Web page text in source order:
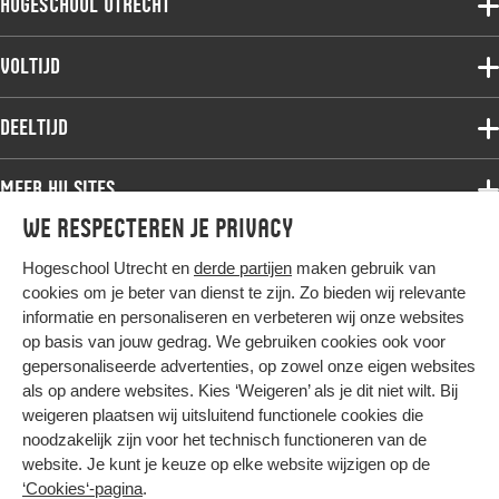
We respecteren je privacy
Hogeschool Utrecht en derde partijen maken gebruik van
cookies om je beter van dienst te zijn. Zo bieden wij relevante
informatie en personaliseren en verbeteren wij onze websites
op basis van jouw gedrag. We gebruiken cookies ook voor
gepersonaliseerde advertenties, op zowel onze eigen websites
als op andere websites. Kies ‘Weigeren’ als je dit niet wilt. Bij
weigeren plaatsen wij uitsluitend functionele cookies die
noodzakelijk zijn voor het technisch functioneren van de
website. Je kunt je keuze op elke website wijzigen op de
‘Cookies‘-pagina.
Hogeschool Utrecht
Voltijdopleidingen
Deeltijdopleidingen
Onderzoek
Werken bij de HU
Contact
Voltijd
Associate degree
Bachelor
Master
Studiekeuze voltijd
Deeltijd
Associate degree
Bachelor
Master
Post-master
Studiekeuze deeltijd
Meer HU sites
HU International
HU Bibliotheek
HU Ontwikkelt
Duurzame HU
Intranet
Trajectum
Hier komt alles samen
Colofon
Privacy
Cookies